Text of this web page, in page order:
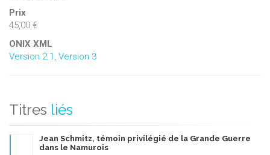
Prix
45,00 €
ONIX XML
Version 2.1 Version 3
Titres liés
Jean Schmitz, témoin privilégié de la Grande Guerre
dans le Namurois